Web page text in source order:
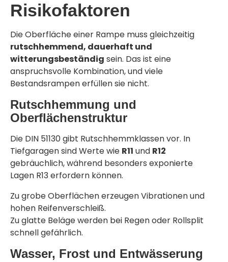
Risikofaktoren
Die Oberfläche einer Rampe muss gleichzeitig
rutschhemmend, dauerhaft und
witterungsbeständig sein. Das ist eine
anspruchsvolle Kombination, und viele
Bestandsrampen erfüllen sie nicht.
Rutschhemmung und
Oberflächenstruktur
Die DIN 51130 gibt Rutschhemmklassen vor. In
Tiefgaragen sind Werte wie R11 und R12
gebräuchlich, während besonders exponierte
Lagen R13 erfordern können.
Zu grobe Oberflächen erzeugen Vibrationen und
hohen Reifenverschleiß.
Zu glatte Beläge werden bei Regen oder Rollsplit
schnell gefährlich.
Wasser, Frost und Entwässerung